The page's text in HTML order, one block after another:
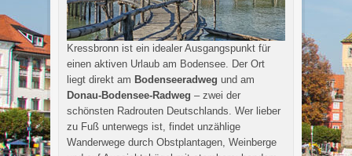
Kressbronn ist ein idealer Ausgangspunkt für
einen aktiven Urlaub am Bodensee. Der Ort
liegt direkt am Bodenseeradweg und am
Donau-Bodensee-Radweg – zwei der
schönsten Radrouten Deutschlands. Wer lieber
zu Fuß unterwegs ist, findet unzählige
Wanderwege durch Obstplantagen, Weinberge